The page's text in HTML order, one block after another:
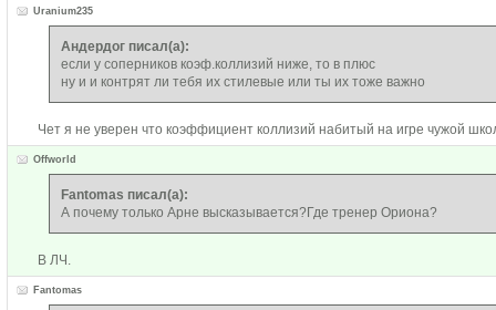
Uranium235
Андердог писал(а):
если у соперников коэф.коллизий ниже, то в плюс
ну и и контрят ли тебя их стилевые или ты их тоже важно
Чет я не уверен что коэффициент коллизий набитый на игре чужой
Offworld
Fantomas писал(а):
А почему только Арне высказывается?Где тренер Ориона?
В ЛЧ.
Fantomas